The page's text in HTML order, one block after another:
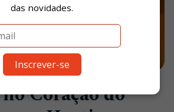
Coração do
das novidades.
Inscrever-se